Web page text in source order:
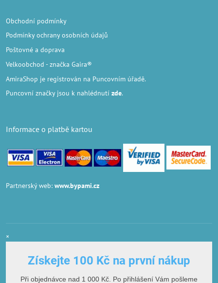
Obchodní podmínky
Podmínky ochrany osobních údajů
Poštovné a doprava
Velkoobchod - značka Gaira®
AmiraShop je registrován na Puncovním úřadě.
Puncovní značkyjsou k nahlédnutí zde.
Informace o platbě kartou
Partnerský web: www.bypami.cz
×
Získejte 100 Kč na první nákup
Při objednávce nad 1 000 Kč. Po přihlášení Vám pošleme